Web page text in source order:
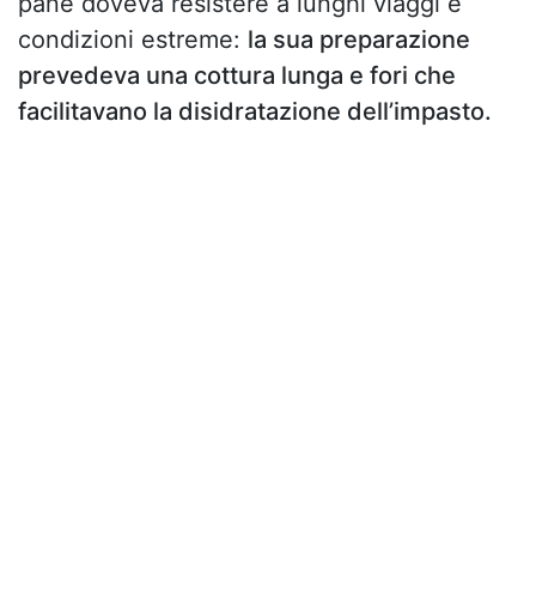
condizioni estreme: la sua preparazione
prevedeva una cottura lunga e fori che
facilitavano la disidratazione dell’impasto.